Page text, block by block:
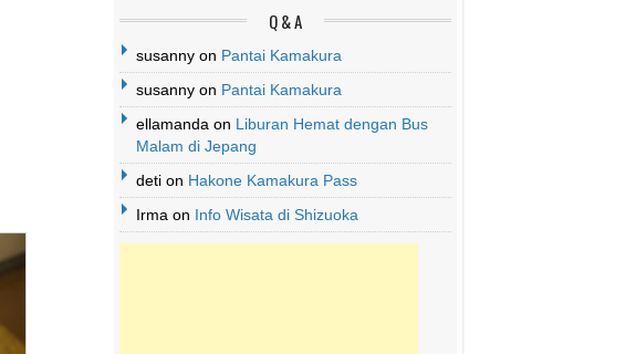
Q & A
susanny on Pantai Kamakura
susanny on Pantai Kamakura
ellamanda on Liburan Hemat dengan Bus
Malam di Jepang
deti on Hakone Kamakura Pass
Irma on Info Wisata di Shizuoka